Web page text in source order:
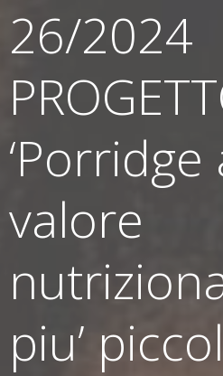
26/2024
valore
piu’